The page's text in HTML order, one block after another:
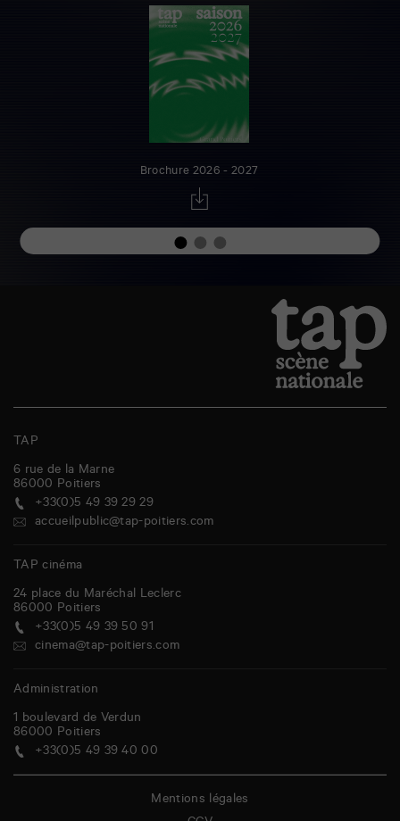
Brochure 2026 - 2027
TAP
6 rue de la Marne
86000 Poitiers
+33(0)5 49 39 29 29
accueilpublic@tap-poitiers.com
TAP cinéma
24 place du Maréchal Leclerc
86000 Poitiers
+33(0)5 49 39 50 91
cinema@tap-poitiers.com
Administration
1 boulevard de Verdun
86000 Poitiers
+33(0)5 49 39 40 00
Mentions légales